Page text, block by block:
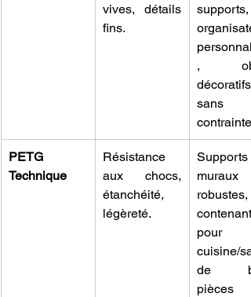
vives, détails
fins.
supports,
,
décoratifs
sans
PETG
Technique
Résistance
aux chocs,
étanchéité,
légèreté.
Supports
muraux
robustes,
contenants
pour
cuisine/
de
pièces